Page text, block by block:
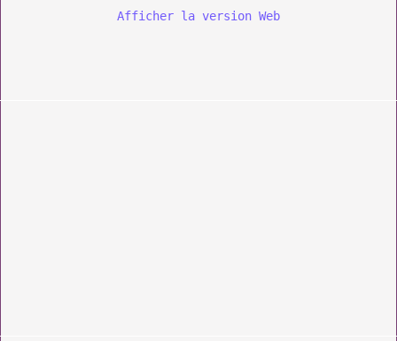
Afficher la version Web